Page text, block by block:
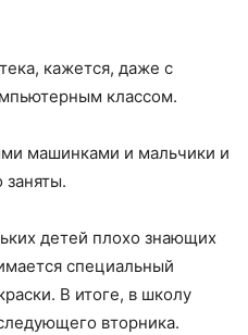
кажется, даже с
классом.
машинками и мальчики и
детей плохо знающих
специальный
В итоге, в школу
вторника.